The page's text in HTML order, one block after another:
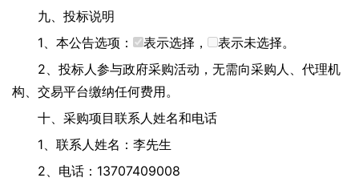
九、投标说明
1、本公告选项：
表示选择，
表示未选择。
2、投标人参与政府采购活动，无需向采购人、代理机
构、交易平台缴纳任何费用。
十、采购项目联系人姓名和电话
1、联系人姓名：李先生
2、电话：13707409008